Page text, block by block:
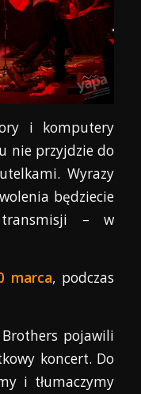
i komputery
nie przyjdzie do
Wyrazy
będziecie
– w
marca, podczas
pojawili
koncert. Do
i tłumaczymy